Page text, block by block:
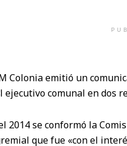
Colonia emitió un
ejecutivo comunal en dos
2014 se conformó la
que fue «con el